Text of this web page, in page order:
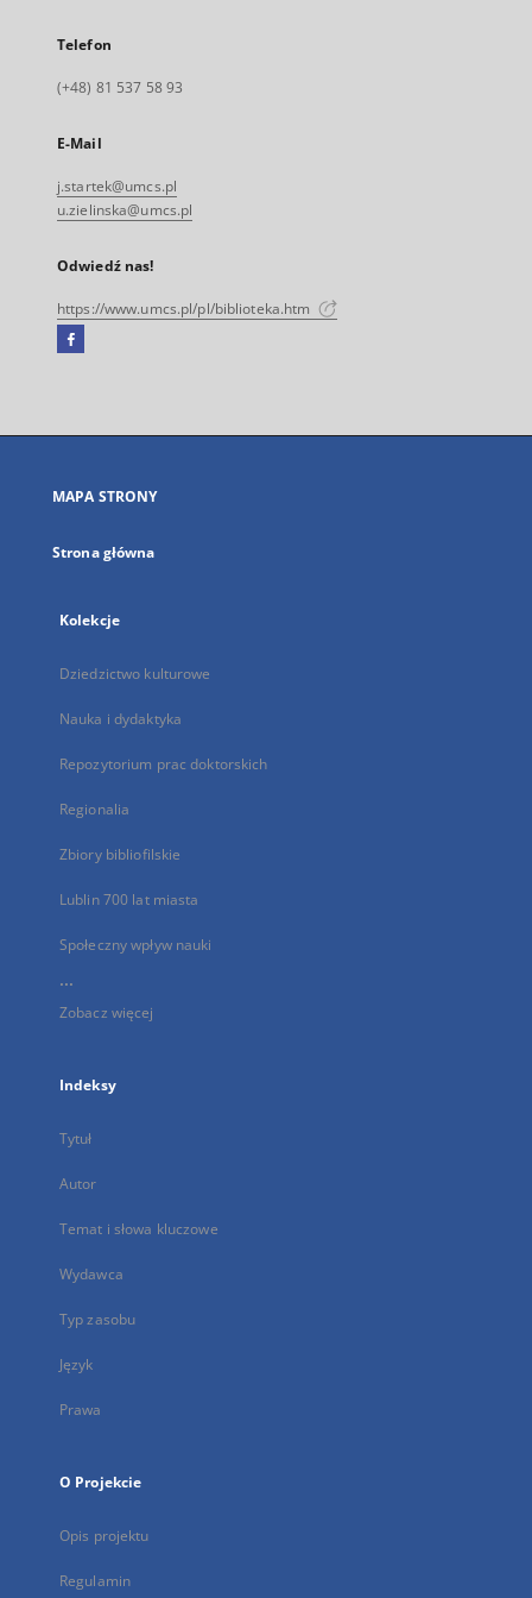
Telefon
(+48) 81 537 58 93
E-Mail
j.startek@umcs.pl
u.zielinska@umcs.pl
Odwiedź nas!
https://www.umcs.pl/pl/biblioteka.htm
Facebook
się
karcie
MAPA STRONY
Strona główna
Kolekcje
Dziedzictwo kulturowe
Nauka i dydaktyka
Repozytorium prac doktorskich
Regionalia
Zbiory bibliofilskie
Lublin 700 lat miasta
Społeczny wpływ nauki
...
Zobacz więcej
Indeksy
Tytuł
Autor
Temat i słowa kluczowe
Wydawca
Typ zasobu
Język
Prawa
O Projekcie
Opis projektu
Regulamin